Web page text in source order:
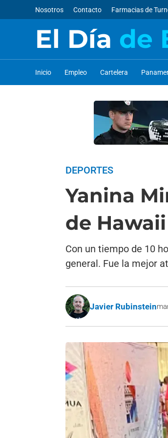
Nosotros Contacto Farmacias de
El Día de
Inicio Empleo Cartelera
DEPORTES
Yanina
de Hawaii
Con un tiempo de 10
general. Fue la mejor
Javier Rubinstein